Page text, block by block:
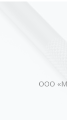
ООО